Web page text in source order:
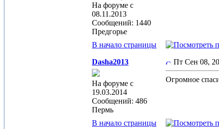
На форуме с
08.11.2013
Сообщений: 1440
Предгорье
В начало страницы
Dasha2013
На форуме с
19.03.2014
Сообщений: 486
Пермь
Пт Сен 08,
Огромное
В начало страницы